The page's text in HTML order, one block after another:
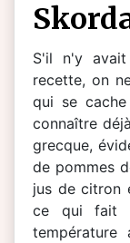
S'il n'y
recette, on
qui se
connaître
grecque,
de pommes
jus de citron
ce qui fait